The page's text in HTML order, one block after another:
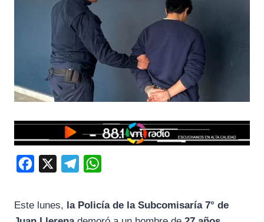
e
a
Este lunes, la Policía de la Subcomisaría 7° de